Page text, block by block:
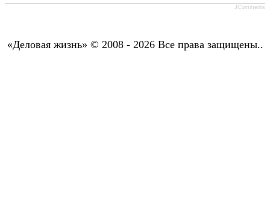
JComments
«Деловая жизнь» © 2008 - 2026 Все права защищены..